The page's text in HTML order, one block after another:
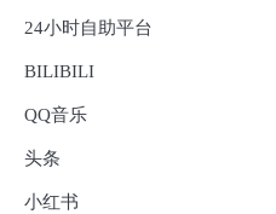
24小时自助平台
BILIBILI
QQ音乐
头条
小红书